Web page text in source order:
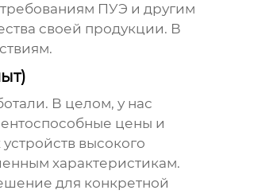
ПУЭ и другим
своей продукции. В
В целом, у нас
цены и
высокого
характеристикам.
для конкретной